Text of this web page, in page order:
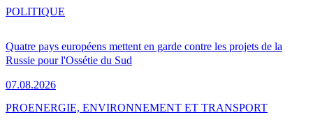
Quatre pays européens mettent en garde contre les projets de la
Russie pour l'Ossétie du Sud
07.08.2026
POLITIQUE
PROENERGIE, ENVIRONNEMENT ET TRANSPORT